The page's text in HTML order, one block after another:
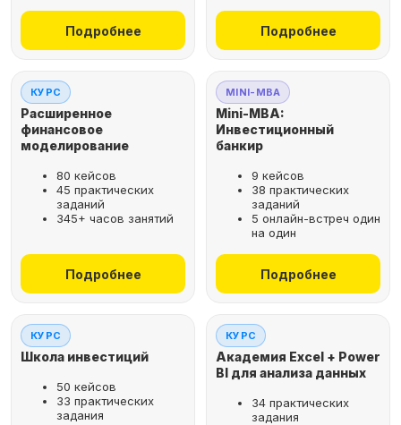
Подробнее Подробнее
КУРС
Расширенное
финансовое
моделирование
80 кейсов
45 практических
заданий
345+ часов занятий
Подробнее
MINI-MBA
Mini-MBA:
Инвестиционный
банкир
9 кейсов
38 практических
заданий
5 онлайн-встреч один
на один
Подробнее
КУРС
Школа инвестиций
50 кейсов
33 практических
задания
КУРС
Академия Excel + Power
BI для анализа данных
34 практических
задания